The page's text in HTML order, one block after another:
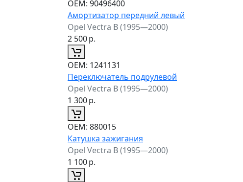
ОЕМ: 90496400
Амортизатор передний левый
Opel Vectra B (1995—2000)
2 500р.
ОЕМ: 1241131
Переключатель подрулевой
Opel Vectra B (1995—2000)
1 300р.
ОЕМ: 880015
Катушка зажигания
Opel Vectra B (1995—2000)
1 100р.